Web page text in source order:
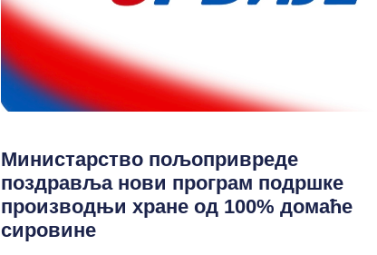
Министарство пољопривреде
поздравља нови програм подршке
производњи хране од 100% домаће
сировине